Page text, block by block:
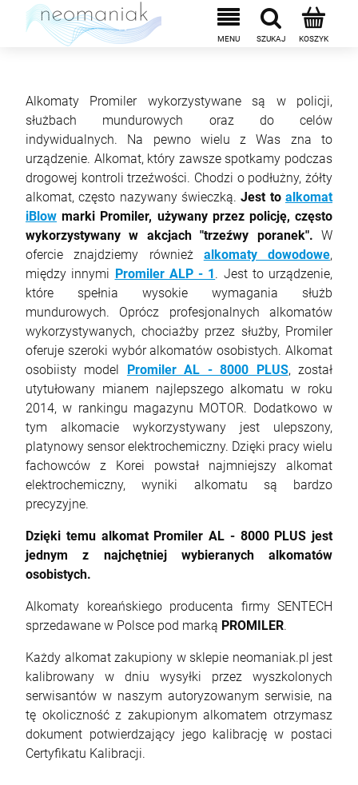
Alkomaty Promiler wykorzystywane są w policji,
służbach mundurowych oraz do celów
indywidualnych. Na pewno wielu z Was zna to
urządzenie. Alkomat, który zawsze spotkamy podczas
drogowej kontroli trzeźwości. Chodzi o podłużny, żółty
alkomat, często nazywany świeczką.Jest toalkomat
iBlow marki Promiler, używany przez policję, często
wykorzystywany w akcjach "trzeźwy poranek". W
ofercie znajdziemy również alkomaty dowodowe,
między innymi Promiler ALP - 1. Jest to urządzenie,
które spełnia wysokie wymagania służb
mundurowych. Oprócz profesjonalnych alkomatów
wykorzystywanych, chociażby przez służby, Promiler
oferuje szeroki wybór alkomatów osobistych. Alkomat
osobiisty model Promiler AL - 8000 PLUS, został
utytułowany mianem najlepszego alkomatu w roku
2014, w rankingu magazynu MOTOR. Dodatkowo w
tym alkomacie wykorzystywany jest ulepszony,
platynowy sensor elektrochemiczny. Dzięki pracy wielu
fachowców z Korei powstał najmniejszy alkomat
elektrochemiczny, wyniki alkomatu są bardzo
precyzyjne.
Dzięki temu alkomat Promiler AL - 8000 PLUS jest
jednym z najchętniej wybieranych alkomatów
osobistych.
Alkomaty koreańskiego producenta firmy SENTECH
sprzedawane w Polsce pod marką PROMILER.
Każdy alkomat zakupiony w sklepie neomaniak.pl jest
kalibrowany w dniu wysyłki przez wyszkolonych
serwisantów w naszym autoryzowanym serwisie, na
tę okoliczność z zakupionym alkomatem otrzymasz
dokument potwierdzający jego kalibrację w postaci
Certyfikatu Kalibracji.